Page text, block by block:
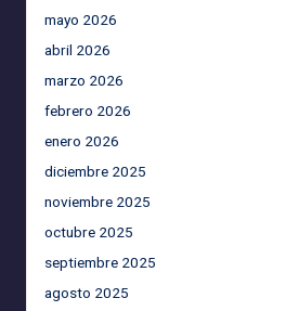
mayo 2026
abril 2026
marzo 2026
febrero 2026
enero 2026
diciembre 2025
noviembre 2025
octubre 2025
septiembre 2025
agosto 2025